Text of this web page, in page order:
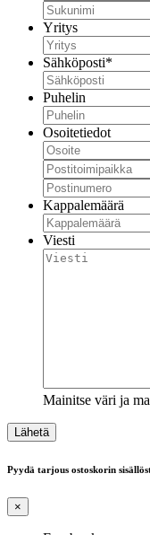
Yritys
Sähköposti*
Puhelin
Osoitetiedot
Kappalemäärä
Viesti
Mainitse väri ja
Pyydä tarjous ostoskorin
×